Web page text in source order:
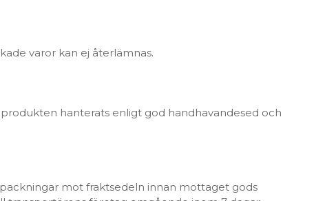
varor kan ej återlämnas.
hanterats enligt god handhavandesed och
mot fraktsedeln innan mottaget gods